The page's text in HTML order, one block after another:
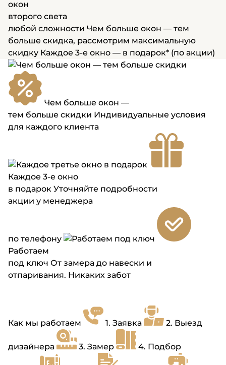
окон
второго света
любой сложности Чем больше окон — тем
больше скидка, рассмотрим максимальную
скидку Каждое 3-е окно — в подарок* (по акции)
Чем больше окон —
тем больше скидки Индивидуальные условия
для каждого клиента
Каждое 3-е окно
в подарок Уточняйте подробности
акции у менеджера
по телефону
Работаем
под ключ От замера до навески и
отпаривания. Никаких забот
Как мы работаем 1. Заявка 2. Выезд
дизайнера 3. Замер 4. Подбор